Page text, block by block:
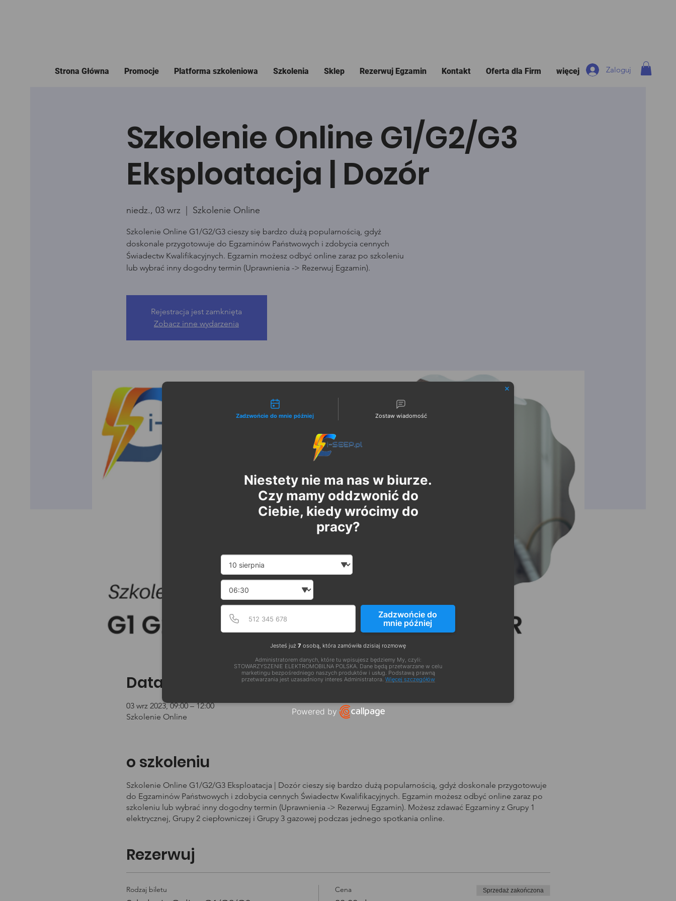
Strona Główna Promocje Platforma szkoleniowa Szkolenia Sklep Rezerwuj Egzamin Kontakt Oferta dla Firm więcej Zaloguj
Szkolenie Online G1/G2/G3
Eksploatacja | Dozór
niedz., 03 wrz
  |
Szkolenie Online
Szkolenie Online G1/G2/G3 cieszy się bardzo dużą popularnością, gdyż
doskonale przygotowuje do Egzaminów Państwowych i zdobycia cennych
Świadectw Kwalifikacyjnych. Egzamin możesz odbyć online zaraz po szkoleniu
lub wybrać inny dogodny termin (Uprawnienia -> Rezerwuj Egzamin).
Rejestracja jest zamknięta
Zobacz inne wydarzenia
Data i godzina szkolenia
03 wrz 2023, 09:00 – 12:00
Szkolenie Online
o szkoleniu
Szkolenie Online G1/G2/G3 Eksploatacja | Dozór cieszy się bardzo dużą popularnością, gdyż doskonale przygotowuje
do Egzaminów Państwowych i zdobycia cennych Świadectw Kwalifikacyjnych. Egzamin możesz odbyć online zaraz po
szkoleniu lub wybrać inny dogodny termin (Uprawnienia -> Rezerwuj Egzamin). Możesz zdawać Egzaminy z Grupy 1
elektrycznej, Grupy 2 ciepłowniczej i Grupy 3 gazowej podczas jednego spotkania online.
Rezerwuj
Rodzaj biletu Cena Sprzedaż zakończona
Możliwości kontaktu
Zadzwońcie do mnie później Zostaw wiadomość
Niestety nie ma nas w biurze.
Czy mamy oddzwonić do
Ciebie, kiedy wrócimy do
pracy?
Date and time slection for scheduled call
Wybierz datę
Wybierz godzinę
Numer telefonu
Podaj poprawny numer telefonu w formacie E164
Zadzwońcie do
mnie później
Jesteś już 7 osobą, która zamówiła dzisiaj rozmowę
Administratorem danych, które tu wpisujesz będziemy My, czyli:
STOWARZYSZENIE ELEKTROMOBILNA POLSKA. Dane będą przetwarzane w celu
marketingu bezpośredniego naszych produktów i usług. Podstawą prawną
przetwarzania jest uzasadniony interes Administratora. Więcej szczegółów
Powered by